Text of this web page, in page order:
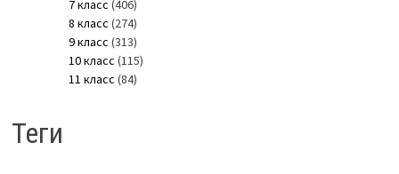
7 класс (406)
8 класс (274)
9 класс (313)
10 класс (115)
11 класс (84)
Теги